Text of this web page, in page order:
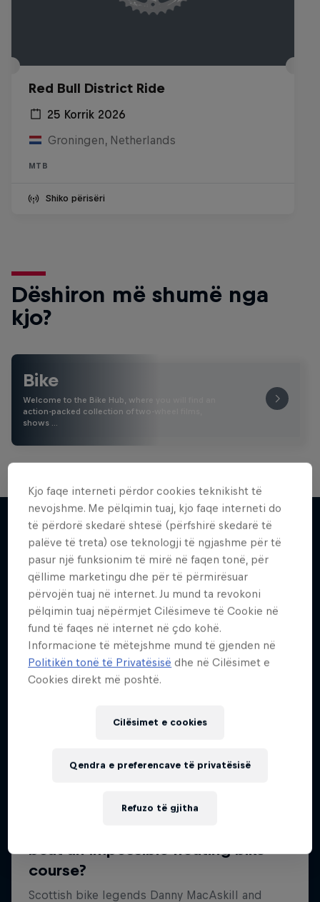
Red Bull District Ride
25 Korrik 2026
Groningen, Netherlands
MTB
Shiko përisëri
Dëshiron më shumë nga
kjo?
Bike
Welcome to the Bike Hub, where you will find an
action-packed collection of two-wheel films,
shows …
Më shumë si kjo
Kjo faqe interneti përdor cookies teknikisht të
nevojshme. Me pëlqimin tuaj, kjo faqe interneti do
të përdorë skedarë shtesë (përfshirë skedarë të
palëve të treta) ose teknologji të ngjashme për të
pasur një funksionim të mirë në faqen tonë, për
qëllime marketingu dhe për të përmirësuar
përvojën tuaj në internet. Ju mund ta revokoni
pëlqimin tuaj nëpërmjet Cilësimeve të Cookie në
fund të faqes në internet në çdo kohë.
Informacione të mëtejshme mund të gjenden në
Politikën tonë të Privatësisë dhe në Cilësimet e
Cookies direkt më poshtë.
Cilësimet e cookies
Refuzo të gjitha
Qendra e preferencave të privatësisë